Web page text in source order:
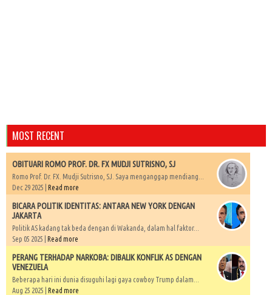
MOST RECENT
OBITUARI ROMO PROF. DR. FX MUDJI SUTRISNO, SJ
Romo Prof. Dr. FX. Mudji Sutrisno, SJ. Saya menganggap mendiang...
Dec 29 2025 | Read more
BICARA POLITIK IDENTITAS: ANTARA NEW YORK DENGAN
JAKARTA
Politik AS kadang tak beda dengan di Wakanda, dalam hal faktor...
Sep 05 2025 | Read more
PERANG TERHADAP NARKOBA: DIBALIK KONFLIK AS DENGAN
VENEZUELA
Beberapa hari ini dunia disuguhi lagi gaya cowboy Trump dalam...
Aug 25 2025 | Read more